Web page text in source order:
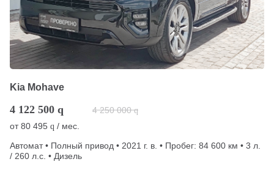
Kia Mohave
4 122 500 q 4 250 000 q
от80 495 q / мес.
Автомат • Полный привод • 2021 г. в. • Пробег: 84 600 км • 3 л.
/ 260 л.с. • Дизель